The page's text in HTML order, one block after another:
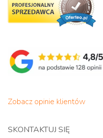
Zobacz opinie klientów
SKONTAKTUJ SIĘ